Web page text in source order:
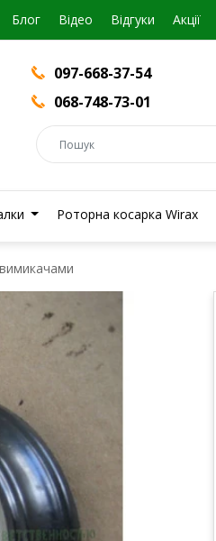
Блог Вiдео Відгуки Акції
097-668-37-54
068-748-73-01
Роторна косарка Wirax